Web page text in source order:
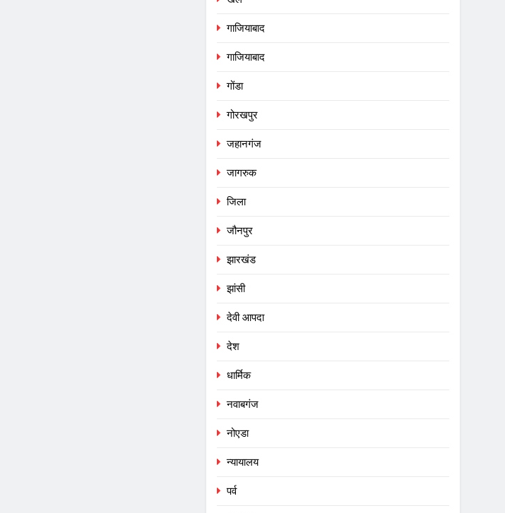
गाजियाबाद
गाजियाबाद
गोंडा
गोरखपुर
जहानगंज
जागरुक
जिला
जौनपुर
झारखंड
झांसी
देवी आपदा
देश
धार्मिक
नवाबगंज
नोएडा
न्यायालय
पर्व